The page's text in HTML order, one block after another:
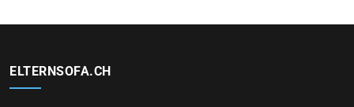
ELTERNSOFA.CH